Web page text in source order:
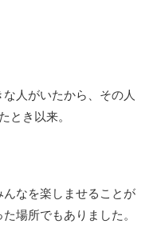
人がいたから、その人
とき以来。
なを楽しませることが
場所でもありました。